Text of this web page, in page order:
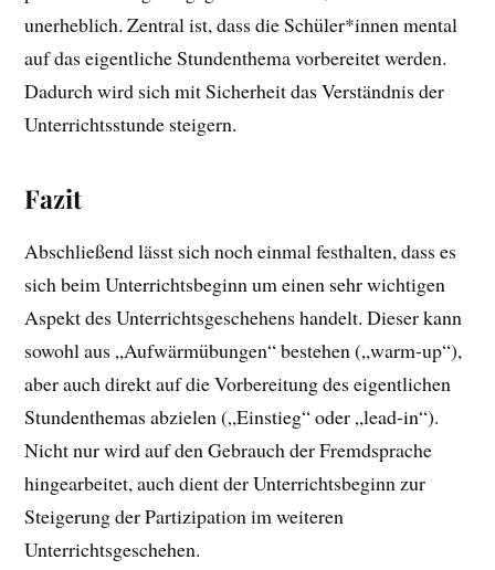
unerheblich. Zentral ist, dass die Schüler*innen mental
auf das eigentliche Stundenthema vorbereitet werden.
Dadurch wird sich mit Sicherheit das Verständnis der
Unterrichtsstunde steigern.
Fazit
Abschließend lässt sich noch einmal festhalten, dass es
sich beim Unterrichtsbeginn um einen sehr wichtigen
Aspekt des Unterrichtsgeschehens handelt. Dieser kann
sowohl aus „Aufwärmübungen“ bestehen („warm-up“),
aber auch direkt auf die Vorbereitung des eigentlichen
Stundenthemas abzielen („Einstieg“ oder „lead-in“).
Nicht nur wird auf den Gebrauch der Fremdsprache
hingearbeitet, auch dient der Unterrichtsbeginn zur
Steigerung der Partizipation im weiteren
Unterrichtsgeschehen.